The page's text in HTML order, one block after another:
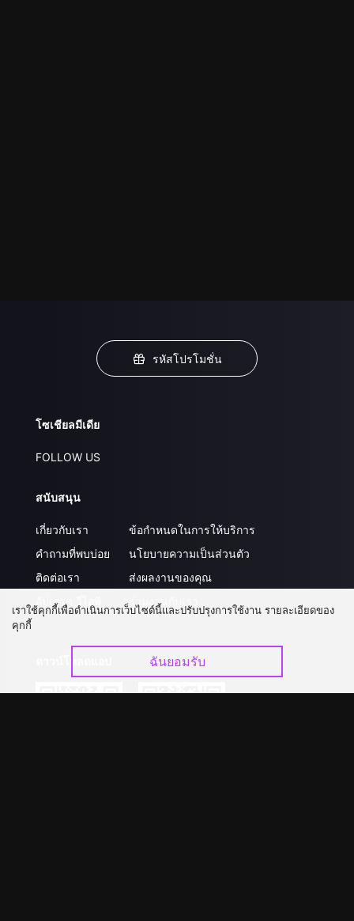
รหัสโปรโมชั่น
โซเชียลมีเดีย
FOLLOW US
สนับสนุน
เกี่ยวกับเรา
คำถามที่พบบ่อย
ติดต่อเรา
อัปเกรด วีไอพี
ข้อกำหนดในการให้บริการ
นโยบายความเป็นส่วนตัว
ส่งผลงานของคุณ
ร่วมงานกับเรา
เราใช้คุกกี้เพื่อดำเนินการเว็บไซต์นี้และปรับปรุงการใช้งาน รายละเอียดของ
คุกกี้
ฉันยอมรับ